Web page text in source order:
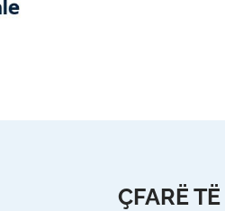
ÇFARË